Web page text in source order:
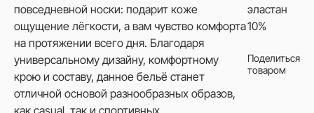
повседневной носки: подарит коже
ощущение лёгкости, а вам чувство комфорта
на протяжении всего дня. Благодаря
универсальному дизайну, комфортному
крою и составу, данное бельё станет
отличной основой разнообразных образов,
как casual, так и спортивных.
эластан
10%
Поделиться
товаром